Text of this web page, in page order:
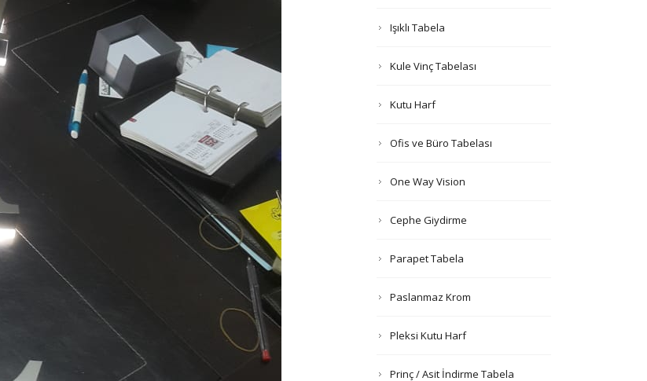
Işıklı Tabela
Kule Vinç Tabelası
Kutu Harf
Ofis ve Büro Tabelası
One Way Vision
Cephe Giydirme
Parapet Tabela
Paslanmaz Krom
Pleksi Kutu Harf
Prinç / Asit İndirme Tabela